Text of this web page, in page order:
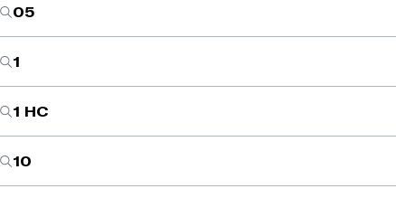
05
1
1 HC
10